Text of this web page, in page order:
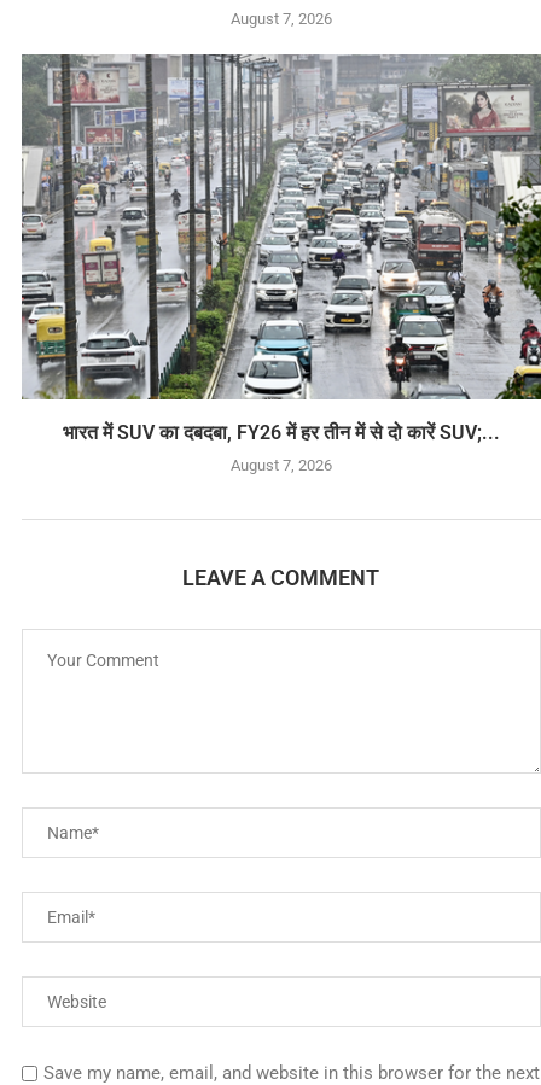
August 7, 2026
भारत में SUV का दबदबा, FY26 में हर तीन में से दो कारें SUV;...
August 7, 2026
LEAVE A COMMENT
Save my name, email, and website in this browser for the next